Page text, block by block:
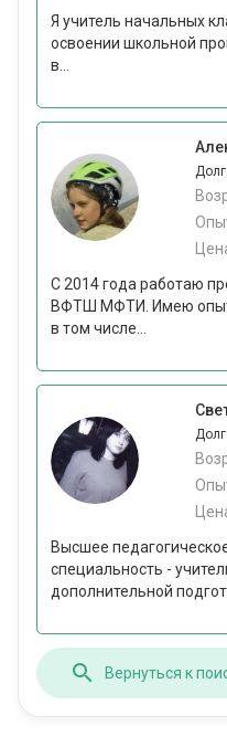
Я учитель начальных
освоении школьной
в...
С 2014 года работаю
ВФТШ МФТИ. Имею опыт
в том числе...
Высшее
специальность -
дополнительной
Вернуться к